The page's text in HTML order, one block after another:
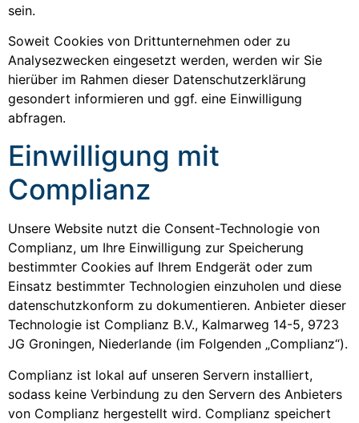
sein.
Soweit Cookies von Drittunternehmen oder zu
Analysezwecken eingesetzt werden, werden wir Sie
hierüber im Rahmen dieser Datenschutzerklärung
gesondert informieren und ggf. eine Einwilligung
abfragen.
Einwilligung mit
Complianz
Unsere Website nutzt die Consent-Technologie von
Complianz, um Ihre Einwilligung zur Speicherung
bestimmter Cookies auf Ihrem Endgerät oder zum
Einsatz bestimmter Technologien einzuholen und diese
datenschutzkonform zu dokumentieren. Anbieter dieser
Technologie ist Complianz B.V., Kalmarweg 14-5, 9723
JG Groningen, Niederlande (im Folgenden „Complianz“).
Complianz ist lokal auf unseren Servern installiert,
sodass keine Verbindung zu den Servern des Anbieters
von Complianz hergestellt wird. Complianz speichert